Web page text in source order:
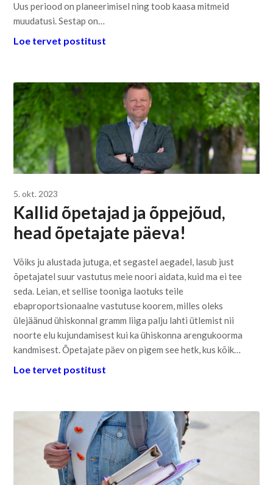
Uus periood on planeerimisel ning toob kaasa mitmeid
muudatusi. Sestap on…
Loe tervet postitust
5. okt. 2023
Kallid õpetajad ja õppejõud,
head õpetajate päeva!
Võiks ju alustada jutuga, et segastel aegadel, lasub just
õpetajatel suur vastutus meie noori aidata, kuid ma ei tee
seda. Leian, et sellise tooniga laotuks teile
ebaproportsionaalne vastutuse koorem, milles oleks
ülejäänud ühiskonnal gramm liiga palju lahti ütlemist nii
noorte elu kujundamisest kui ka ühiskonna arengukoorma
kandmisest. Õpetajate päev on pigem see hetk, kus kõik…
Loe tervet postitust